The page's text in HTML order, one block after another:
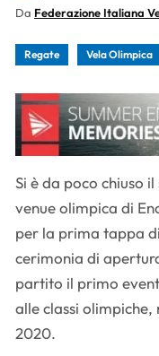
Da Federazione Italiana
Regate Vela Olimpica
Si è da poco chiuso
venue olimpica di
per la prima tappa
cerimonia di
partito il primo
alle classi olimpiche,
2020.